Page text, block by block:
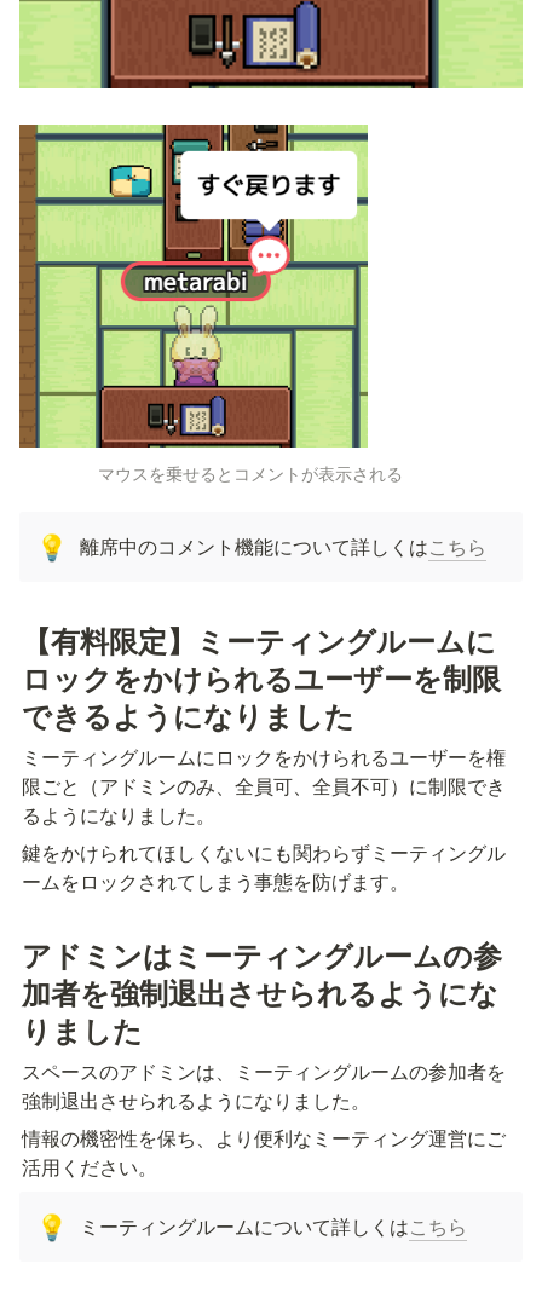
マウスを乗せるとコメントが表示される
💡 離席中のコメント機能について詳しくはこちら
【有料限定】ミーティングルームに
ロックをかけられるユーザーを制限
できるようになりました
ミーティングルームにロックをかけられるユーザーを権
限ごと（アドミンのみ、全員可、全員不可）に制限でき
るようになりました。
鍵をかけられてほしくないにも関わらずミーティングル
ームをロックされてしまう事態を防げます。
アドミンはミーティングルームの参
加者を強制退出させられるようにな
りました
スペースのアドミンは、ミーティングルームの参加者を
強制退出させられるようになりました。
情報の機密性を保ち、より便利なミーティング運営にご
活用ください。
💡 ミーティングルームについて詳しくはこちら